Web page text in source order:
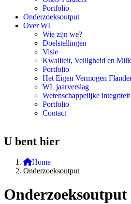
Portfolio
Onderzoeksoutput
Over WL
Wie zijn we?
Doelstellingen
Visie
Kwaliteit, Veiligheid en
Portfolio
Het Eigen Vermogen
WL jaarverslag
Wetenschappelijke integriteit
Portfolio
Contact
U bent hier
Home
Onderzoeksoutput
Onderzoeksoutput